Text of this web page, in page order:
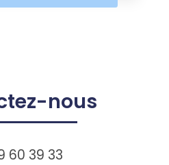
nous
60 39 33